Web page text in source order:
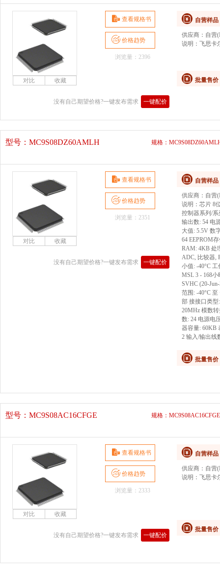
查看规格书
价格趋势
浏览量：2396
没有自己期望价格?一键发布需求 一键配价
自营样品
供应商： 自营
说明： 飞思卡
批量售价
型号： MC9S08DZ60AMLH 规格：
查看规格书
价格趋势
浏览量：2351
没有自己期望价格?一键发布需求 一键配价
自营样品
供应商： 自营
说明： 芯片 8
控制器系列/系
输出数: 54 电
大值: 5.5V 数
64 EEPROM
RAM: 4KB 处
ADC, 比较器,
小值: -40°C
MSL 3 - 168
SVHC (20-
范围: -40°C
部 接接口类型
20MHz 模数
数: 24 电源电
器容量: 60KB
2 输入/输出线
批量售价
型号： MC9S08AC16CFGE 规格：
查看规格书
价格趋势
浏览量：2333
没有自己期望价格?一键发布需求 一键配价
自营样品
供应商： 自营
说明： 飞思卡
批量售价